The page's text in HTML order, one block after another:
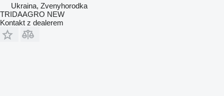
Ukraina, Zvenyhorodka
TRIDAAGRO NEW
Kontakt z dealerem